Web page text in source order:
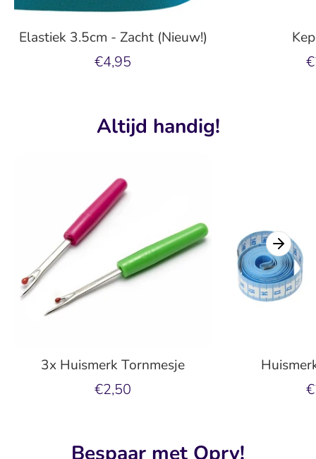
Elastiek 3.5cm - Zacht (Nieuw!)
€4,95
Altijd handig!
3x Huismerk Tornmesje
€2,50
Bespaar met Opry!